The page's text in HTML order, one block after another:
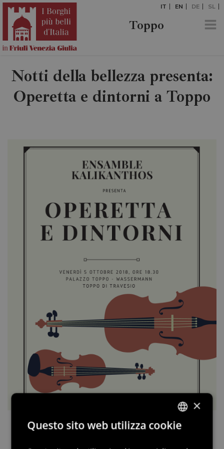
IT EN DE SL
Toppo
Notti della bellezza presenta:
Operetta e dintorni a Toppo
×
Questo sito web utilizza cookie